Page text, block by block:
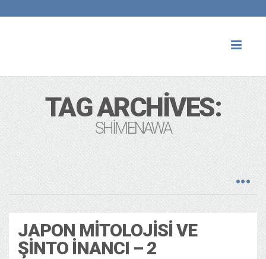
TAG ARCHIVES:
SHIMENAWA
JAPON MITOLOJISI VE
ŞINTO İNANCI – 2